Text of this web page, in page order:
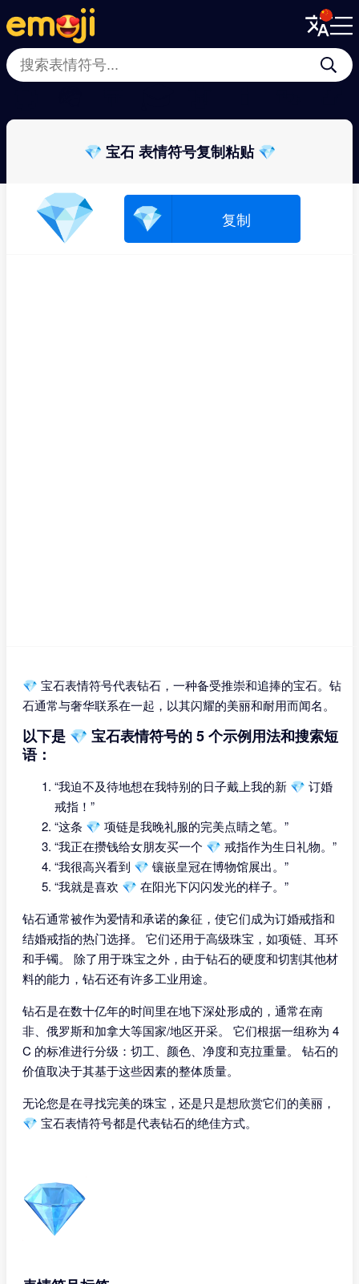
Menu
Close
Menu
Close
💎 宝石 表情符号复制粘贴 💎
💎 💎 复制
💎 宝石表情符号代表钻石，一种备受推崇和追捧的宝石。钻
石通常与奢华联系在一起，以其闪耀的美丽和耐用而闻名。
以下是 💎 宝石表情符号的 5 个示例用法和搜索短
语：
“我迫不及待地想在我特别的日子戴上我的新 💎 订婚
戒指！”
“这条 💎 项链是我晚礼服的完美点睛之笔。”
“我正在攒钱给女朋友买一个 💎 戒指作为生日礼物。”
“我很高兴看到 💎 镶嵌皇冠在博物馆展出。”
“我就是喜欢 💎 在阳光下闪闪发光的样子。”
钻石通常被作为爱情和承诺的象征，使它们成为订婚戒指和
结婚戒指的热门选择。 它们还用于高级珠宝，如项链、耳环
和手镯。 除了用于珠宝之外，由于钻石的硬度和切割其他材
料的能力，钻石还有许多工业用途。
钻石是在数十亿年的时间里在地下深处形成的，通常在南
非、俄罗斯和加拿大等国家/地区开采。 它们根据一组称为 4
C 的标准进行分级：切工、颜色、净度和克拉重量。 钻石的
价值取决于其基于这些因素的整体质量。
无论您是在寻找完美的珠宝，还是只是想欣赏它们的美丽，
💎 宝石表情符号都是代表钻石的绝佳方式。